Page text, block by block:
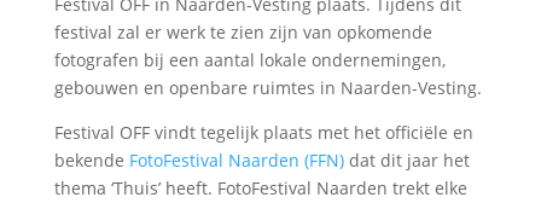
festival zal er werk te zien zijn van opkomende
fotografen bij een aantal lokale ondernemingen,
gebouwen en openbare ruimtes in Naarden-Vesting.
Festival OFF vindt tegelijk plaats met het officiële en
bekende FotoFestival Naarden (FFN)dat dit jaar het
thema ‘Thuis’ heeft. FotoFestival Naarden trekt elke